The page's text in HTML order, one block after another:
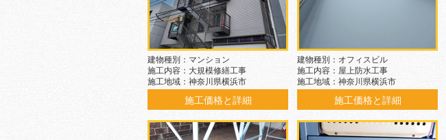
建物種別：マンション
施工内容：大規模修繕工事
施工地域：神奈川県横浜市
施工価格と詳細
建物種別：オフィスビル
施工内容：屋上防水工事
施工地域：神奈川県横浜市
施工価格と詳細